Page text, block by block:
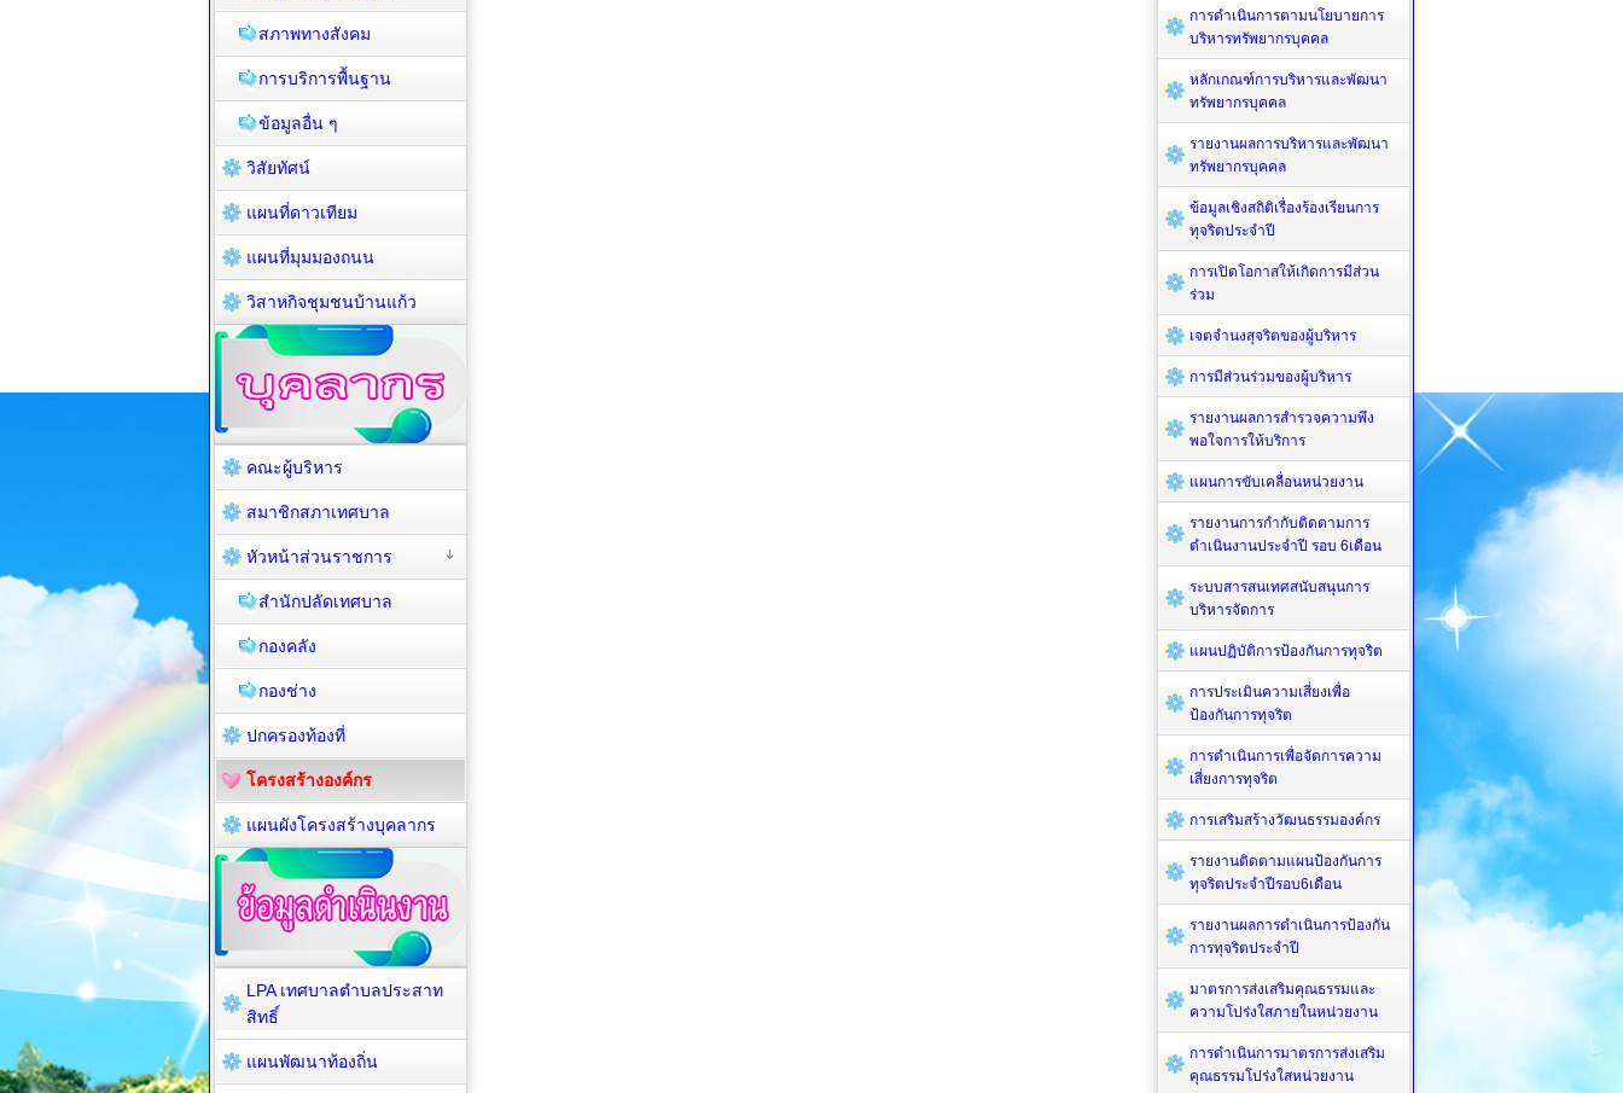
สภาพทางสังคม
การบริการพื้นฐาน
ข้อมูลอื่น ๆ
วิสัยทัศน์
แผนที่ดาวเทียม
แผนที่มุมมองถนน
วิสาหกิจชุมชนบ้านแก้ว
คณะผู้บริหาร
สมาชิกสภาเทศบาล
หัวหน้าส่วนราชการ
สำนักปลัดเทศบาล
กองคลัง
กองช่าง
ปกครองท้องที่
โครงสร้างองค์กร
แผนผังโครงสร้างบุคลากร
LPA เทศบาลตำบลประสาท
สิทธิ์
แผนพัฒนาท้องถิ่น
การดำเนินการตามนโยบายการ
บริหารทรัพยากรบุคคล
หลักเกณฑ์การบริหารและพัฒนา
ทรัพยากรบุคคล
รายงานผลการบริหารและพัฒนา
ทรัพยากรบุคคล
ข้อมูลเชิงสถิติเรื่องร้องเรียนการ
ทุจริตประจำปี
การเปิดโอกาสให้เกิดการมีส่วน
ร่วม
เจตจำนงสุจริตของผู้บริหาร
การมีส่วนร่วมของผู้บริหาร
รายงานผลการสำรวจความพึง
พอใจการให้บริการ
แผนการขับเคลื่อนหน่วยงาน
รายงานการกำกับติดตามการ
ดำเนินงานประจำปี รอบ 6เดือน
ระบบสารสนเทศสนับสนุนการ
บริหารจัดการ
แผนปฏิบัติการป้องกันการทุจริต
การประเมินความเสี่ยงเพื่อ
ป้องกันการทุจริต
การดำเนินการเพื่อจัดการความ
เสี่ยงการทุจริต
การเสริมสร้างวัฒนธรรมองค์กร
รายงานติดตามแผนป้องกันการ
ทุจริตประจำปีรอบ6เดือน
รายงานผลการดำเนินการป้องกัน
การทุจริตประจำปี
มาตรการส่งเสริมคุณธรรมและ
ความโปร่งใสภายในหน่วยงาน
การดำเนินการมาตรการส่งเสริม
คุณธรรมโปร่งใสหน่วยงาน